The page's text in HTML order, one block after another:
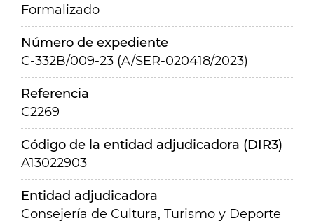
Formalizado
Número de expediente
C-332B/009-23 (A/SER-020418/2023)
Referencia
C2269
Código de la entidad adjudicadora (DIR3)
A13022903
Entidad adjudicadora
Consejería de Cultura, Turismo y Deporte